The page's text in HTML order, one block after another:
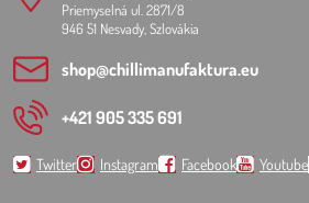
Priemyselná ul. 2871/8
946 51 Nesvady, Szlovákia
shop​@chillimanufaktura​.eu
+421 905 335 691
Twitter Instagram Facebook Youtube